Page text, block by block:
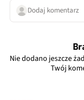
Dodaj komentarz
Nie dodano jeszcze
Twój